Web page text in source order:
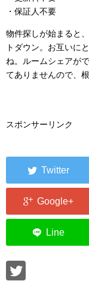
・保証人不要
物件探しが始まると
トダウン。お互いに
ね。ルームシェアが
てありませんので、
スポンサーリンク